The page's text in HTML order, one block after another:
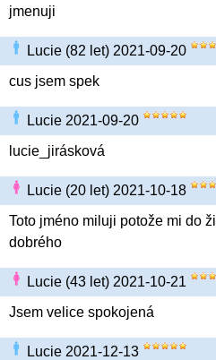
jmenuji
Lucie (82 let) 2021-09-20
cus jsem spek
Lucie 2021-09-20
lucie_jirásková
Lucie (20 let) 2021-10-18
Toto jméno miluji potože mi do
dobrého
Lucie (43 let) 2021-10-21
Jsem velice spokojená
Lucie 2021-12-13